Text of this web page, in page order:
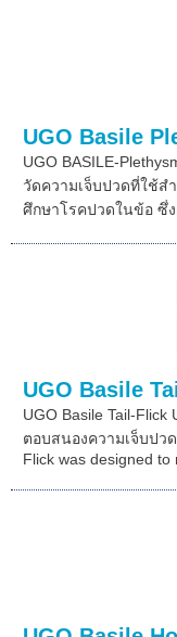
UGO Basile
UGO BASILE-
วัดความเจ็บปวดที่ใช้ส
ศึกษาโรคปวดในข้อ ซึ่ง
UGO Basile
UGO Basile Tail-
ตอบสนองความเจ็บปว
Flick was designed